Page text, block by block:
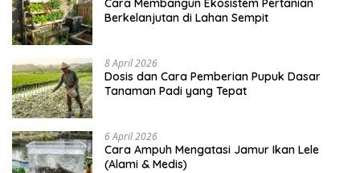
Cara Membangun Ekosistem Pertanian
Berkelanjutan di Lahan Sempit
8 April 2026
Dosis dan Cara Pemberian Pupuk Dasar
Tanaman Padi yang Tepat
6 April 2026
Cara Ampuh Mengatasi Jamur Ikan Lele
(Alami & Medis)